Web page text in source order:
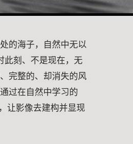
的海子，自然中无以
此刻、不是现在，无
完整的、却消失的风
过在自然中学习的
让影像去建构并显现